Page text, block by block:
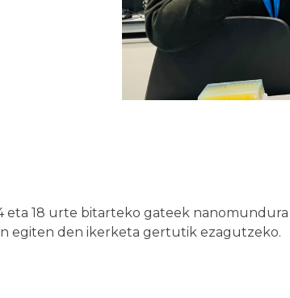
eta 18 urte bitarteko gateek
egiten den ikerketa gertutik ezagutzeko.